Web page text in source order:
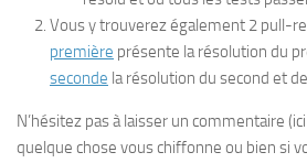
Vous y trouverez également 2 pull-
première présente la résolution du
seconde la résolution du second et
N’hésitez pas à laisser un commentaire
quelque chose vous chiffonne ou bien si